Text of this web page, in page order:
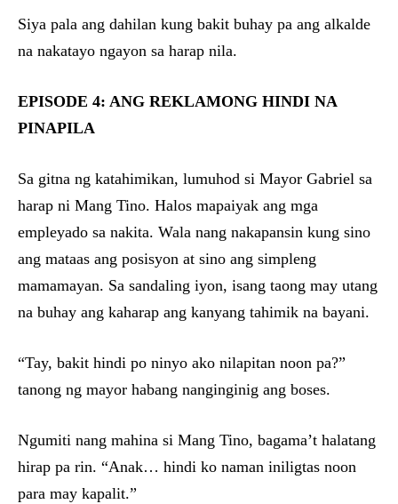
Siya pala ang dahilan kung bakit buhay pa ang alkalde
na nakatayo ngayon sa harap nila.
EPISODE 4: ANG REKLAMONG HINDI NA
PINAPILA
Sa gitna ng katahimikan, lumuhod si Mayor Gabriel sa
harap ni Mang Tino. Halos mapaiyak ang mga
empleyado sa nakita. Wala nang nakapansin kung sino
ang mataas ang posisyon at sino ang simpleng
mamamayan. Sa sandaling iyon, isang taong may utang
na buhay ang kaharap ang kanyang tahimik na bayani.
“Tay, bakit hindi po ninyo ako nilapitan noon pa?”
tanong ng mayor habang nanginginig ang boses.
Ngumiti nang mahina si Mang Tino, bagama’t halatang
hirap pa rin. “Anak… hindi ko naman iniligtas noon
para may kapalit.”